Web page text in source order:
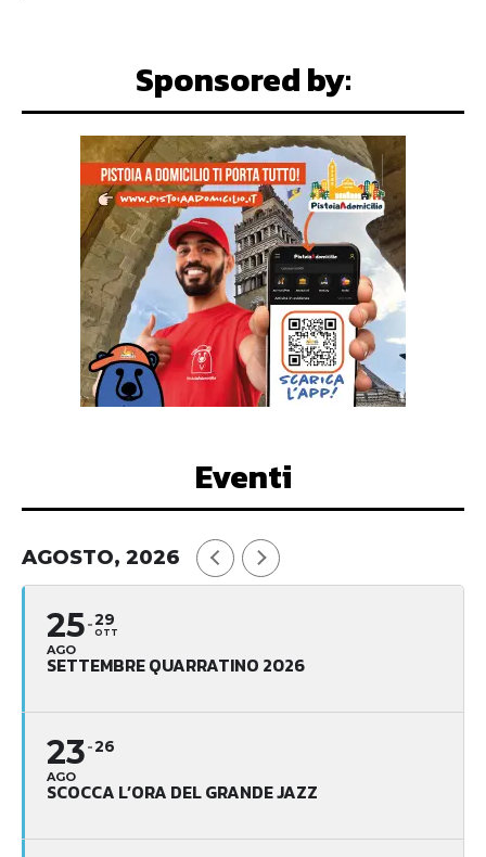
Sponsored by:
Eventi
AGOSTO, 2026
25
AGO
29
OTT
SETTEMBRE QUARRATINO 2026
23
AGO
26
SCOCCA L’ORA DEL GRANDE JAZZ